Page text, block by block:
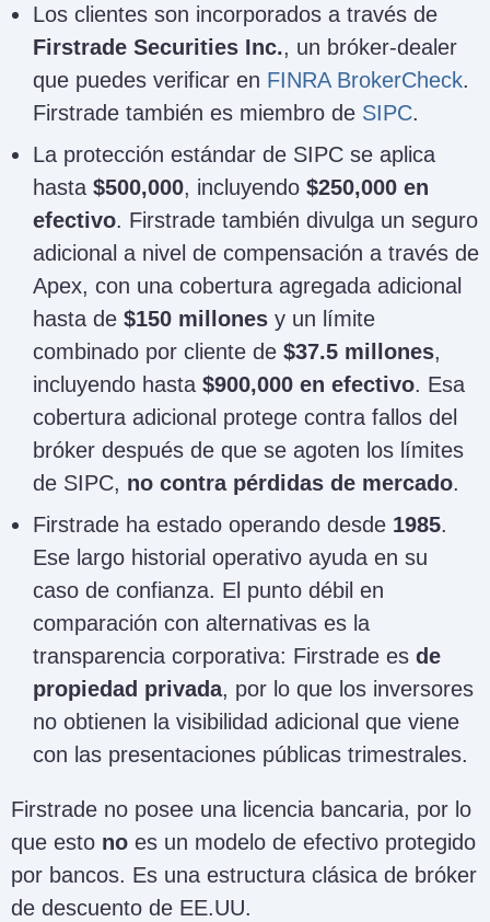
Los clientes son incorporados a través de
Firstrade Securities Inc., un bróker-dealer
que puedes verificar en FINRA BrokerCheck.
Firstrade también es miembro de SIPC.
La protección estándar de SIPC se aplica
hasta $500,000, incluyendo $250,000 en
efectivo. Firstrade también divulga un seguro
adicional a nivel de compensación a través de
Apex, con una cobertura agregada adicional
hasta de $150 millones y un límite
combinado por cliente de $37.5 millones,
incluyendo hasta $900,000 en efectivo. Esa
cobertura adicional protege contra fallos del
bróker después de que se agoten los límites
de SIPC, no contra pérdidas de mercado.
Firstrade ha estado operando desde 1985.
Ese largo historial operativo ayuda en su
caso de confianza. El punto débil en
comparación con alternativas es la
transparencia corporativa: Firstrade es de
propiedad privada, por lo que los inversores
no obtienen la visibilidad adicional que viene
con las presentaciones públicas trimestrales.
Firstrade no posee una licencia bancaria, por lo
que esto no es un modelo de efectivo protegido
por bancos. Es una estructura clásica de bróker
de descuento de EE.UU.